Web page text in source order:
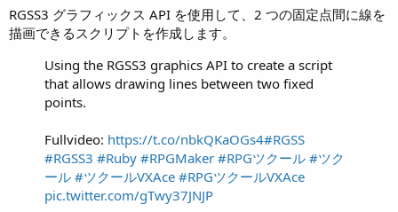
i
o
RGSS3 グラフィックス API を使用して、2 つの固定点間に線を
描画できるスクリプトを作成します。
Using the RGSS3 graphics API to create a script
that allows drawing lines between two fixed
points.
Fullvideo: https://t.co/nbkQKaOGs4#RGSS
#RGSS3 #Ruby #RPGMaker #RPGツクール #ツク
ール #ツクールVXAce #RPGツクールVXAce
pic.twitter.com/gTwy37JNJP